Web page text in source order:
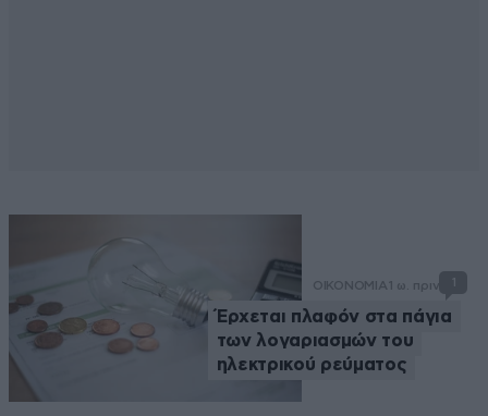
ΟΙΚΟΝΟΜΙΑ 1 ω. πριν 1
Έρχεται πλαφόν στα πάγια
των λογαριασμών του
ηλεκτρικού ρεύματος